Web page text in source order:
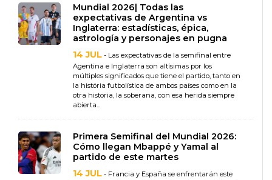
Mundial 2026| Todas las
expectativas de Argentina vs
Inglaterra: estadísticas, épica,
astrología y personajes en pugna
14 JUL - Las expectativas de la semifinal entre
Agentina e Inglaterra son altísimas por los
múltiples significados que tiene el partido, tanto en
la história futbolística de ambos países como en la
otra historia, la soberana, con esa herida siempre
abierta...
Primera Semifinal del Mundial 2026:
Cómo llegan Mbappé y Yamal al
partido de este martes
14 JUL - Francia y España se enfrentarán este